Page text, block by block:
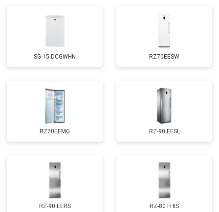
SG-15 DCGWHN RZ70EESW
RZ70EEMG RZ-90 EESL
RZ-90 EERS RZ-80 FHIS